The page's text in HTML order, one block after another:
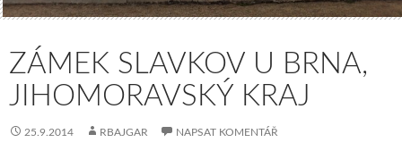
ZÁMEK SLAVKOV U BRNA,
JIHOMORAVSKÝ KRAJ
25.9.2014 RBAJGAR NAPSAT KOMENTÁŘ